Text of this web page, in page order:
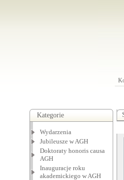
Kategorie
Wydarzenia
Jubileusze w AGH
Doktoraty honoris causa
AGH
Inauguracje roku
akademickiego w AGH